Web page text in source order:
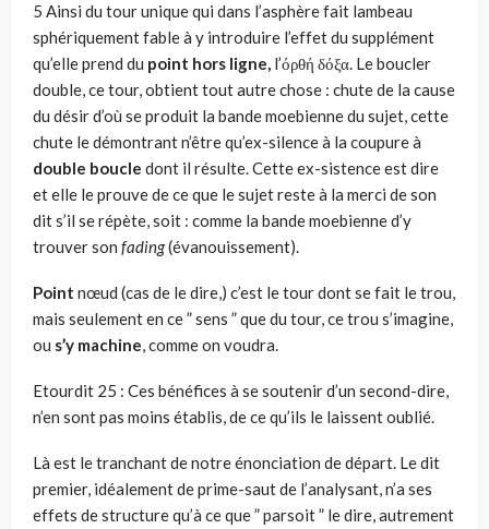
5 Ainsi du tour unique qui dans l’asphère fait lambeau
sphéri­quement fable à y introduire l’effet du supplément
qu’elle prend du point hors ligne, l’όρθή δόξα. Le boucler
double, ce tour, obtient tout autre chose : chute de la cause
du désir d’où se pro­duit la bande moebienne du sujet, cette
chute le démontrant n’être qu’ex-silence à la coupure à
double boucle dont il résulte. Cette ex-sistence est dire
et elle le prouve de ce que le sujet reste à la merci de son
dit s’il se répète, soit : comme la bande moebienne d’y
trouver son fading(évanouissement).
Point nœud (cas de le dire,) c’est le tour dont se fait le trou,
mais seulement en ce ” sens ” que du tour, ce trou s’imagine,
ou s’y machine, comme on voudra.
Etourdit 25 : Ces bénéfices à se soutenir d’un second-dire,
n’en sont pas moins établis, de ce qu’ils le laissent oublié.
Là est le tranchant de notre énonciation de départ. Le dit
pre­mier, idéalement de prime-saut de l’analysant, n’a ses
effets de structure qu’à ce que ” parsoit ” le dire, autrement